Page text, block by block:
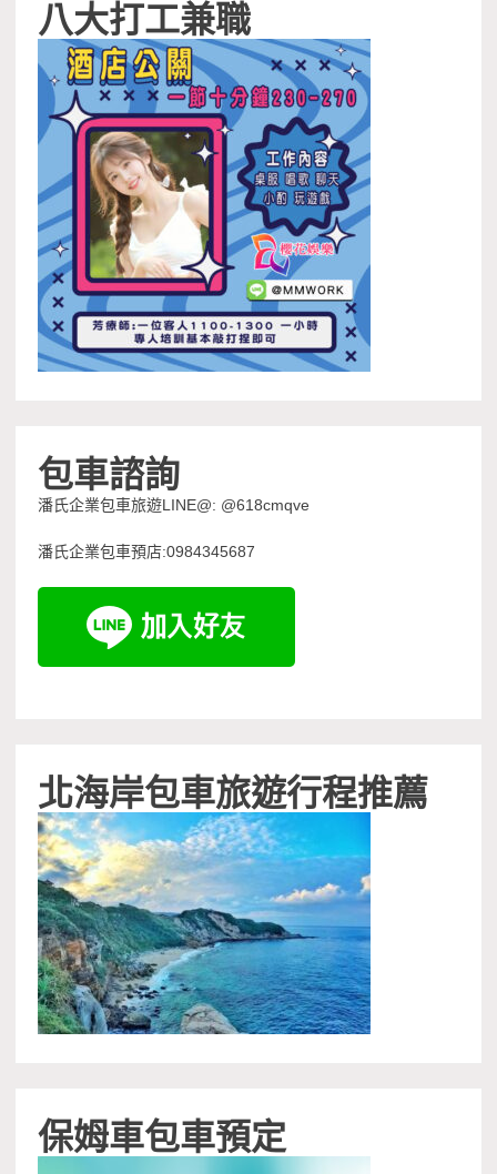
八大打工兼職
包車諮詢
潘氏企業包車旅遊LINE@: @618cmqve
潘氏企業包車預店:0984345687
北海岸包車旅遊行程推薦
保姆車包車預定